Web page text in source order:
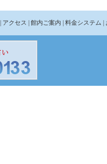
| アクセス | 館内ご案内 | 料金システム